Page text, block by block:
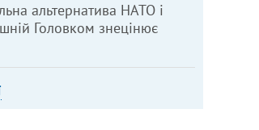
альтернатива НАТО і
Головком знецінює